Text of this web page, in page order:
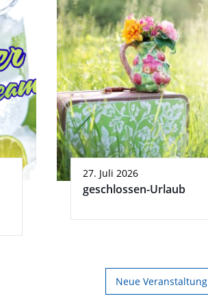
27. Juli 2026
geschlossen-Urlaub
Neue Veranstaltung